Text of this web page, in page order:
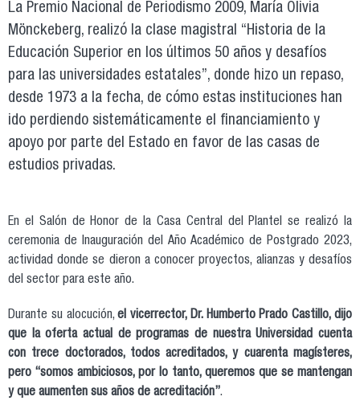
La Premio Nacional de Periodismo 2009, María Olivia
Mönckeberg, realizó la clase magistral “Historia de la
Educación Superior en los últimos 50 años y desafíos
para las universidades estatales”, donde hizo un repaso,
desde 1973 a la fecha, de cómo estas instituciones han
ido perdiendo sistemáticamente el financiamiento y
apoyo por parte del Estado en favor de las casas de
estudios privadas.
En el Salón de Honor de la Casa Central del Plantel se realizó la
ceremonia de Inauguración del Año Académico de Postgrado 2023,
actividad donde se dieron a conocer proyectos, alianzas y desafíos
del sector para este año.
Durante su alocución,el vicerrector, Dr. Humberto Prado Castillo, dijo
que la oferta actual de programas de nuestra Universidad cuenta
con trece doctorados, todos acreditados, y cuarenta magísteres,
pero “somos ambiciosos, por lo tanto, queremos que se mantengan
y que aumenten sus años de acreditación”.